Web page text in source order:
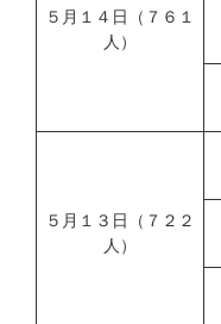
５月１４日（７６１
人）
５月１３日（７２２
人）